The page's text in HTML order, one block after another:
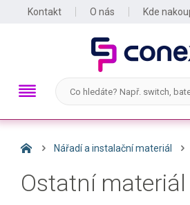
Kontakt O nás Kde
Nářadí a instalační materiál
Ostatní materiál